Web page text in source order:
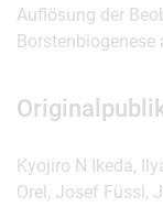
Auflösung der
Kyojiro N Ikeda,
Orel, Josef Füssl,